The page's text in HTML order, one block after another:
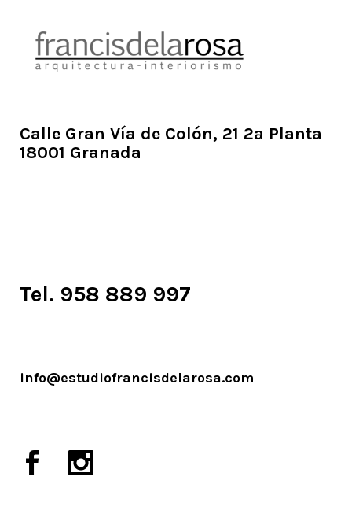
Calle Gran Vía de Colón, 21 2ª Planta
18001 Granada
Tel. 958 889 997
info@estudiofrancisdelarosa.com